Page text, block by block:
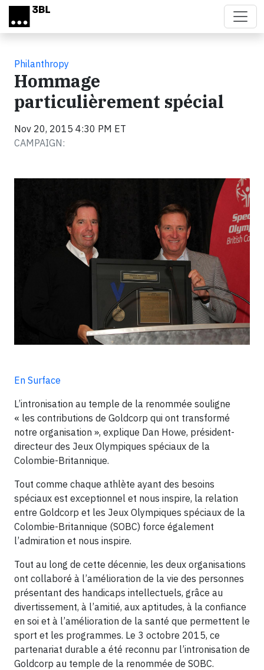
Skip to main content
Philanthropy
Hommage
particulièrement spécial
Nov 20, 2015 4:30 PM ET
CAMPAIGN:
En Surface
L’intronisation au temple de la renommée souligne
« les contributions de Goldcorp qui ont transformé
notre organisation », explique Dan Howe, président-
directeur des Jeux Olympiques spéciaux de la
Colombie-Britannique.
Tout comme chaque athlète ayant des besoins
spéciaux est exceptionnel et nous inspire, la relation
entre Goldcorp et les Jeux Olympiques spéciaux de la
Colombie-Britannique (SOBC) force également
l’admiration et nous inspire.
Tout au long de cette décennie, les deux organisations
ont collaboré à l’amélioration de la vie des personnes
présentant des handicaps intellectuels, grâce au
divertissement, à l’amitié, aux aptitudes, à la confiance
en soi et à l’amélioration de la santé que permettent le
sport et les programmes. Le 3 octobre 2015, ce
partenariat durable a été reconnu par l’intronisation de
Goldcorp au temple de la renommée de SOBC.